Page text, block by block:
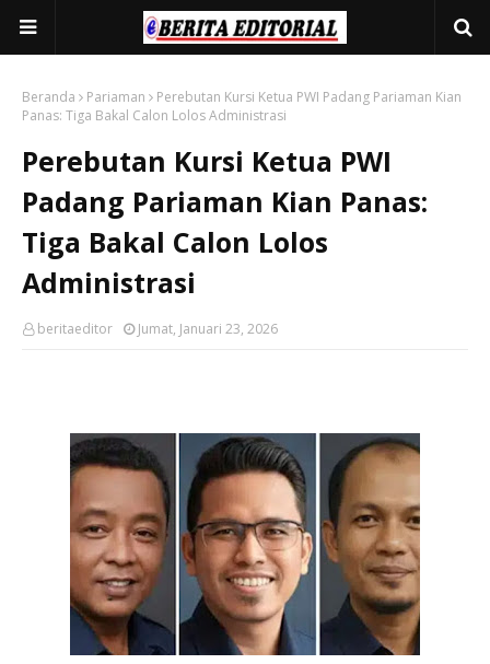
Beranda Pariaman
Perebutan Kursi Ketua PWI Padang Pariaman Kian
Panas: Tiga Bakal Calon Lolos Administrasi
Perebutan Kursi Ketua PWI
Padang Pariaman Kian Panas:
Tiga Bakal Calon Lolos
Administrasi
beritaeditor Jumat, Januari 23, 2026